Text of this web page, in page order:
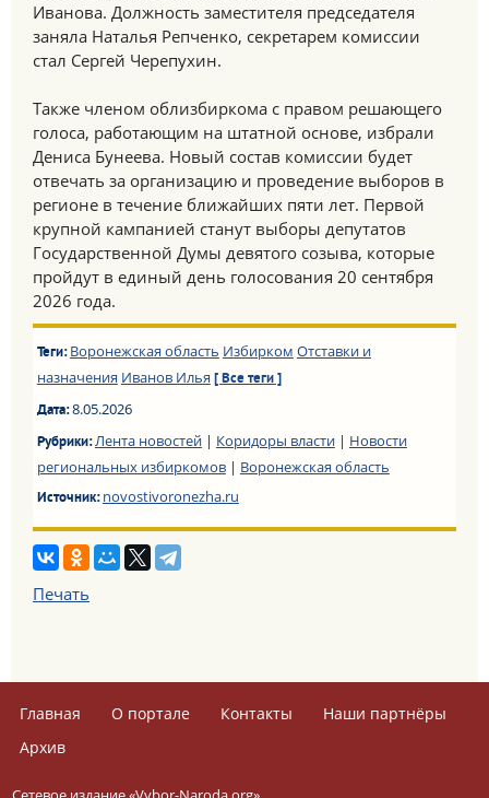
Иванова. Должность заместителя председателя
заняла Наталья Репченко, секретарем комиссии
стал Сергей Черепухин.
Также членом облизбиркома с правом решающего
голоса, работающим на штатной основе, избрали
Дениса Бунеева. Новый состав комиссии будет
отвечать за организацию и проведение выборов в
регионе в течение ближайших пяти лет. Первой
крупной кампанией станут выборы депутатов
Государственной Думы девятого созыва, которые
пройдут в единый день голосования 20 сентября
2026 года.
Теги: Воронежская область Избирком Отставки и
назначения Иванов Илья [ Все теги ]
Дата:8.05.2026
Рубрики:Лента новостей| Коридоры власти| Новости
региональных избиркомов| Воронежская область
Источник:novostivoronezha.ru
Печать
Главная О портале Контакты
Наши партнёры
Архив